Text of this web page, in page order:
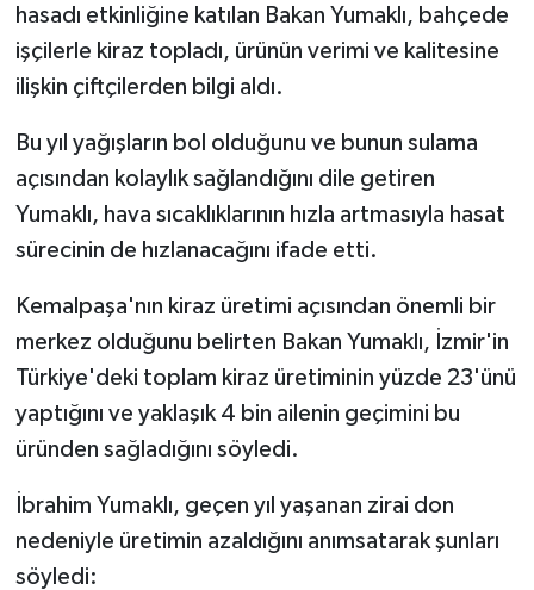
hasadı etkinliğine katılan Bakan Yumaklı, bahçede
işçilerle kiraz topladı, ürünün verimi ve kalitesine
ilişkin çiftçilerden bilgi aldı.
Bu yıl yağışların bol olduğunu ve bunun sulama
açısından kolaylık sağlandığını dile getiren
Yumaklı, hava sıcaklıklarının hızla artmasıyla hasat
sürecinin de hızlanacağını ifade etti.
Kemalpaşa'nın kiraz üretimi açısından önemli bir
merkez olduğunu belirten Bakan Yumaklı, İzmir'in
Türkiye'deki toplam kiraz üretiminin yüzde 23'ünü
yaptığını ve yaklaşık 4 bin ailenin geçimini bu
üründen sağladığını söyledi.
İbrahim Yumaklı, geçen yıl yaşanan zirai don
nedeniyle üretimin azaldığını anımsatarak şunları
söyledi: